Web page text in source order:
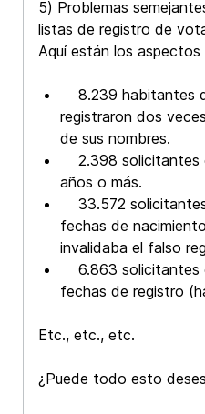
5) Problemas
listas de registro de
Aquí están los
8.239 habitantes
registraron dos
de sus nombres.
2.398 solicitantes
años o más.
33.572
fechas de
invalidaba el falso
6.863 solicitantes
fechas de registro
Etc., etc., etc.
¿Puede todo esto